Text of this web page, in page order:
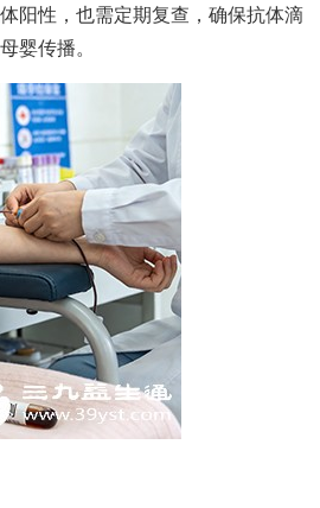
性，也需定期复查，确保抗体滴
婴传播。